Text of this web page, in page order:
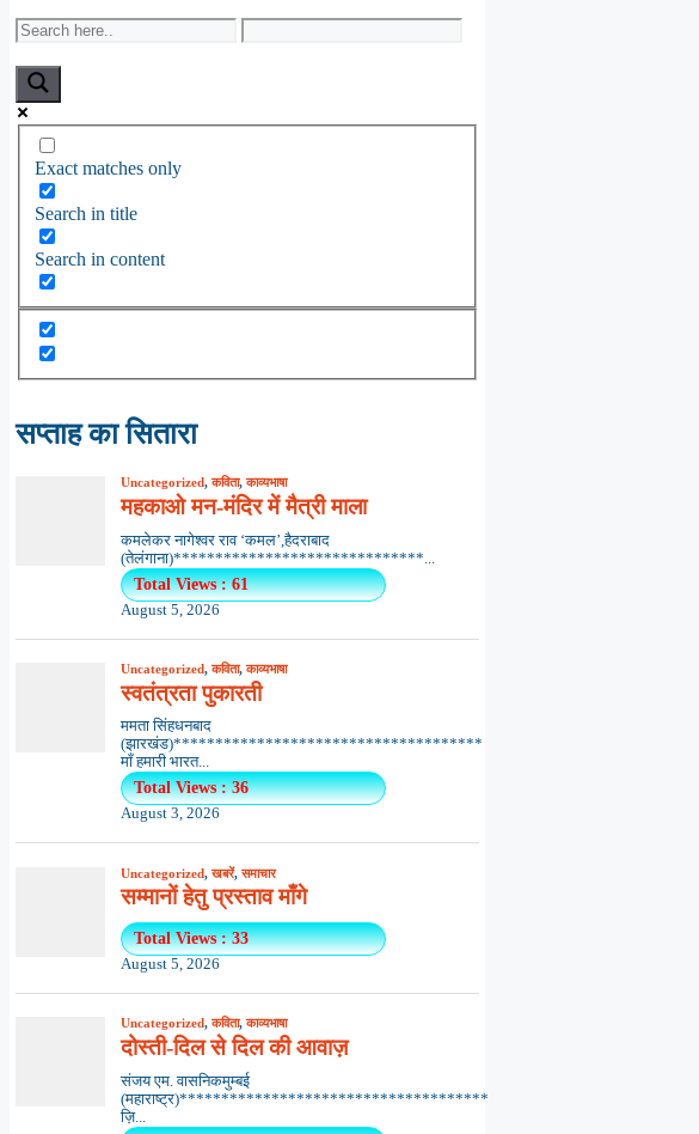
Exact matches only
Search in title
Search in content
सप्ताह का सितारा
Uncategorized,कविता,काव्यभाषा
महकाओ मन-मंदिर में मैत्री माला
कमलेकर नागेश्वर राव ‘कमल’,हैदराबाद
(तेलंगाना)******************************...
Total Views : 61
August 5, 2026
Uncategorized,कविता,काव्यभाषा
स्वतंत्रता पुकारती
ममता सिंहधनबाद
(झारखंड)*************************************
माँ हमारी भारत...
Total Views : 36
August 3, 2026
Uncategorized,खबरें,समाचार
सम्मानों हेतु प्रस्ताव माँगे
Total Views : 33
August 5, 2026
Uncategorized,कविता,काव्यभाषा
दोस्ती-दिल से दिल की आवाज़
संजय एम. वासनिकमुम्बई
(महाराष्ट्र)*************************************
ज़ि...